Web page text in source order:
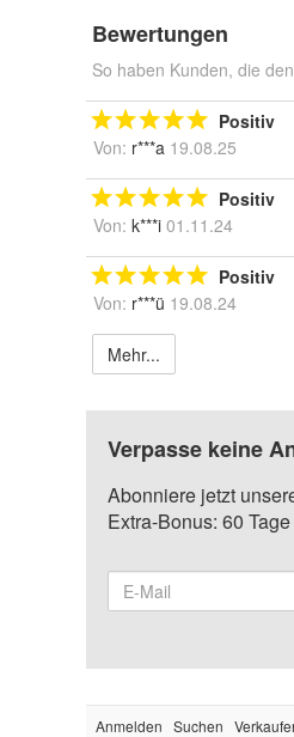
Bewertungen
So haben Kunden, die
Positiv
Von: r***a 19.08.25
Positiv
Von: k***i 01.11.24
Positiv
Von: r***ü 19.08.24
Mehr...
Verpasse keine
Abonniere jetzt
Extra-Bonus: 60
Anmelden Suchen